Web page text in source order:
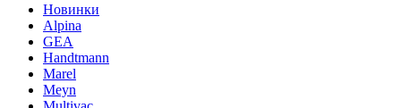
Новинки
Alpina
GEA
Handtmann
Marel
Meyn